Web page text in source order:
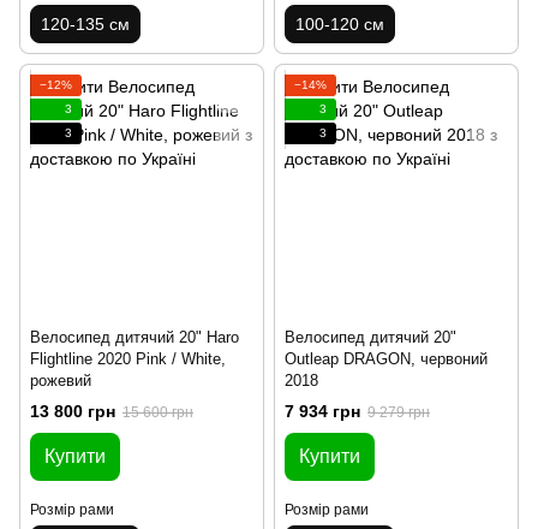
120-135 см 100-120 см
−12%
3
3
Велосипед дитячий 20" Haro
Flightline 2020 Pink / White,
рожевий
13 800 грн 15 600 грн
Купити
Розмір рами
−14%
3
3
Велосипед дитячий 20"
Outleap DRAGON, червоний
2018
7 934 грн 9 279 грн
Купити
Розмір рами